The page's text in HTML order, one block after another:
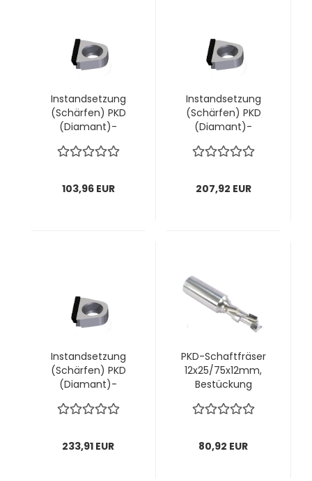
Instandsetzung
(Schärfen) PKD
(Diamant)-
"volle Schneide"
Stück
103,96 EUR
Instandsetzung
(Schärfen) PKD
(Diamant)-
"volle Schneide"
Stück
207,92 EUR
Instandsetzung
(Schärfen) PKD
(Diamant)-
"volle Schneide"
Stück
233,91 EUR
PKD-Schaftfräser
12x25/75x12mm,
Bestückung
VPE = 1 Stck
80,92 EUR